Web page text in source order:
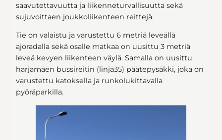
saavutettavuutta ja liikenneturvallisuutta sekä
sujuvoittaen joukkoliikenteen reittejä.
Tie on valaistu ja varustettu 6 metriä leveällä
ajoradalla sekä osalle matkaa on uusittu 3 metriä
leveä kevyen liikenteen väylä. Samalla on uusittu
harjamäen bussireitin (linja35) päätepysäkki, joka on
varustettu katoksella ja runkolukittavalla
pyöräparkilla.